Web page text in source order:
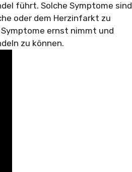
führt. Solche Symptome sind
oder dem Herzinfarkt zu
ernst nimmt und
zu können.